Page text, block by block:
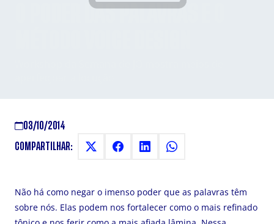
O PODER DAS PALAVRAS E O
03/10/2014
COMPARTILHAR:
Não há como negar o imenso poder que as palavras têm
sobre nós. Elas podem nos fortalecer como o mais refinado